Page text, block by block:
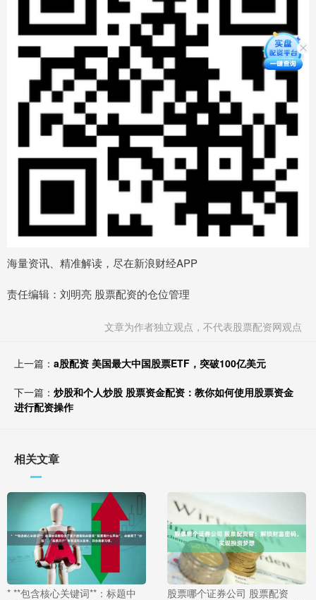
海量资讯、精准解读，尽在新浪财经APP
责任编辑：刘明亮 股票配资的仓位管理
文章为作者独立观点，不代表股票配资网观点
上一篇： a股配资 美国最大中国股票ETF，突破100亿美元
下一篇： 炒股和个人炒股 股票资金配资：教你如何使用股票资金
进行配资操作
相关文章
* **包含核心关键词**：标题中
股票哪个证券公司 股票配资